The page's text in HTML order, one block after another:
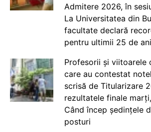
Admitere 2026, în
La Universitatea din
facultate declară
pentru ultimii 25 de ani
Profesorii și viitoarele
care au contestat
scrisă de Titularizare
rezultatele finale
Când încep ședințele
posturi